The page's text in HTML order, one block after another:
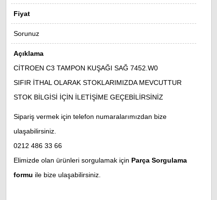
Fiyat
Sorunuz
Açıklama
CİTROEN C3 TAMPON KUŞAĞI SAĞ 7452.W0
SIFIR İTHAL OLARAK STOKLARIMIZDA MEVCUTTUR
STOK BİLGİSİ İÇİN İLETİŞİME GEÇEBİLİRSİNİZ
Sipariş vermek için telefon numaralarımızdan bize
ulaşabilirsiniz.
0212 486 33 66
Elimizde olan ürünleri sorgulamak için Parça Sorgulama
formu ile bize ulaşabilirsiniz.